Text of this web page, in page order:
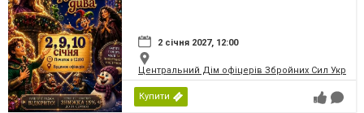
2 січня 2027, 12:00
Центральний Дім офіцерів Збройних Сил
Купити